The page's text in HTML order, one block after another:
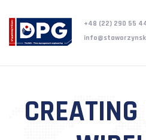
+48 (22) 290 55